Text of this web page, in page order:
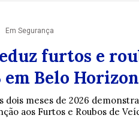
Em Segurança
furtos e
em Belo
meses de 2026
aos Furtos e Roubos de